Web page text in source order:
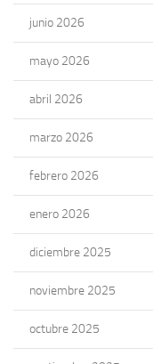
junio 2026
mayo 2026
abril 2026
marzo 2026
febrero 2026
enero 2026
diciembre 2025
noviembre 2025
octubre 2025